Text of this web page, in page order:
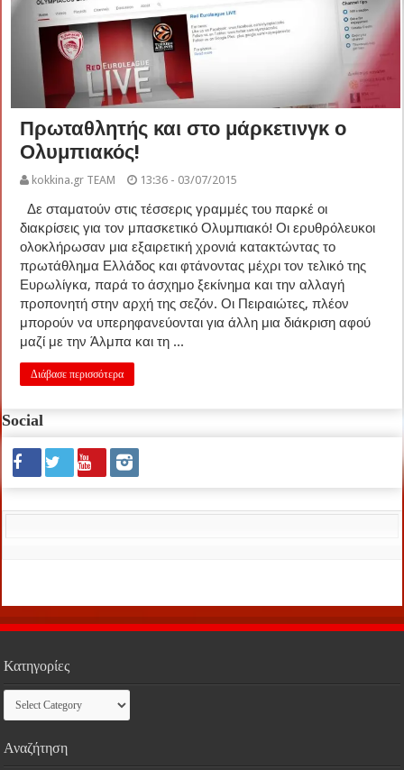
Πρωταθλητής και στο μάρκετινγκ ο
Ολυμπιακός!
kokkina.gr TEAM 13:36 - 03/07/2015
Δε σταματούν στις τέσσερις γραμμές του παρκέ οι
διακρίσεις για τον μπασκετικό Ολυμπιακό! Οι ερυθρόλευκοι
ολοκλήρωσαν μια εξαιρετική χρονιά κατακτώντας το
πρωτάθλημα Ελλάδος και φτάνοντας μέχρι τον τελικό της
Ευρωλίγκα, παρά το άσχημο ξεκίνημα και την αλλαγή
προπονητή στην αρχή της σεζόν. Οι Πειραιώτες, πλέον
μπορούν να υπερηφανεύονται για άλλη μια διάκριση αφού
μαζί με την Άλμπα και τη ...
Διάβασε περισσότερα
Social
Κατηγορίες
Κατηγορίες
Αναζήτηση